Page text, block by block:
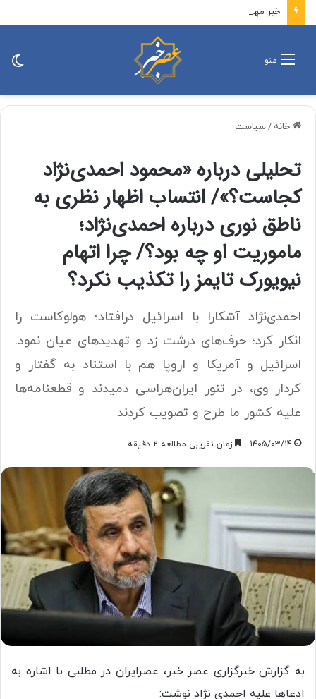
منو
خانه /سیاست
تحلیلی درباره «محمود احمدی‌نژاد
کجاست؟»/ انتساب اظهار نظری به
ناطق نوری درباره احمدی‌نژاد؛
ماموریت او چه بود؟/ چرا اتهام
نیویورک تایمز را تکذیب نکرد؟
احمدی‌نژاد آشکارا با اسرائیل ‌درافتاد؛ هولوکاست را
انکار کرد؛ حرف‌های درشت زد و تهدیدهای عیان نمود.
اسرائیل و آمریکا و اروپا هم با استناد به گفتار و
کردار وی، در تنور ایران‌هراسی دمیدند و قطعنامه‌ها
علیه کشور ما طرح و تصویب کردند
1405/03/14 زمان تقریبی مطالعه 2 دقیقه
به گزارش خبرگزاری عصر خبر، عصرایران در مطلبی با اشاره به
ادعاها علیه احمدی نژاد نوشت: